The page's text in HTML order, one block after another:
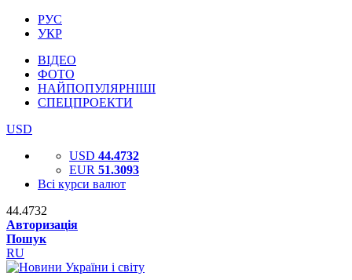
РУС
УКР
ВІДЕО
ФОТО
НАЙПОПУЛЯРНІШІ
СПЕЦПРОЕКТИ
USD
USD 44.4732
EUR 51.3093
Всі курси валют
44.4732
Авторизація
Пошук
RU